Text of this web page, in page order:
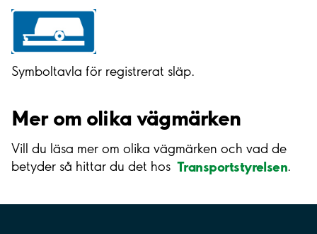
Symboltavla för registrerat släp.
Mer om olika vägmärken
Vill du läsa mer om olika vägmärken och vad de
betyder så hittar du det hos Transportstyrelsen.